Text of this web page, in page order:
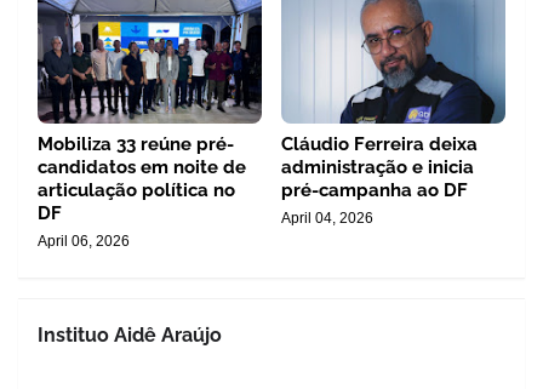
Mobiliza 33 reúne pré-
candidatos em noite de
articulação política no
DF
April 06, 2026
Cláudio Ferreira deixa
administração e inicia
pré-campanha ao DF
April 04, 2026
Instituo Aidê Araújo